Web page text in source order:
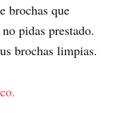
brochas que
pidas prestado.
brochas limpias.